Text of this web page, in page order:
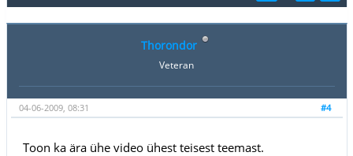
Thorondor
Veteran
#4
04-06-2009, 08:31
Toon ka ära ühe video ühest teisest teemast.